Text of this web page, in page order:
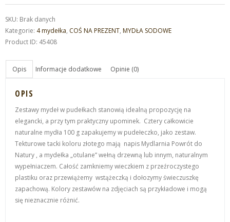
g
SKU: Brak danych
Kategorie: 4 mydełka, COŚ NA PREZENT, MYDŁA SODOWE
Product ID: 45408
Opis Informacje dodatkowe Opinie (0)
OPIS
Zestawy mydeł w pudełkach stanowią idealną propozycję na
elegancki, a przy tym praktyczny upominek. Cztery całkowicie
naturalne mydła 100 g zapakujemy w pudełeczko, jako zestaw.
Tekturowe tacki koloru złotego mają napis Mydlarnia Powrót do
Natury , a mydełka „otulane” wełną drzewną lub innym, naturalnym
wypełniaczem. Całość zamkniemy wieczkiem z przeźroczystego
plastiku oraz przewiążemy wstążeczką i dołozymy świeczuszkę
zapachową. Kolory zestawów na zdjęciach są przykładowe i mogą
się nieznacznie różnić.